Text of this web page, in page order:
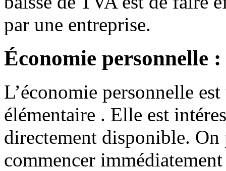
par une entreprise.
Économie personnelle
L’économie personnelle
élémentaire . Elle est
directement disponible.
commencer